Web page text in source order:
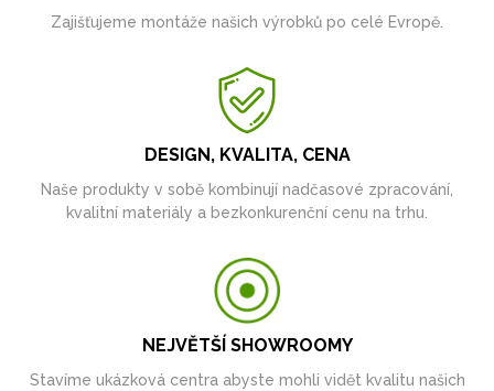
Zajišťujeme montáže našich výrobků po celé Evropě.
DESIGN, KVALITA, CENA
Naše produkty v sobě kombinují nadčasové zpracování,
kvalitní materiály a bezkonkurenční cenu na trhu.
NEJVĚTŠÍ SHOWROOMY
Stavíme ukázková centra abyste mohli vidět kvalitu našich